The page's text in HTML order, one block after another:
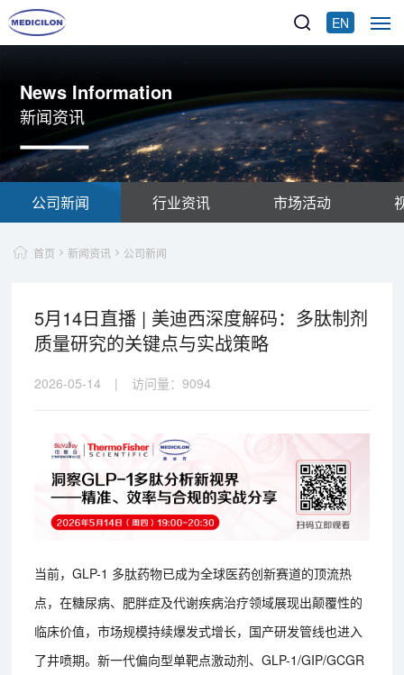
EN
News Information
新闻资讯
公司新闻 行业资讯 市场活动
首页 新闻资讯 公司新闻
5月14日直播 | 美迪西深度解码：多肽制剂
质量研究的关键点与实战策略
2026-05-14 | 访问量：9094
当前，GLP-1 多肽药物已成为全球医药创新赛道的顶流热
点，在糖尿病、肥胖症及代谢疾病治疗领域展现出颠覆性的
临床价值，市场规模持续爆发式增长，国产研发管线也进入
了井喷期。新一代偏向型单靶点激动剂、GLP-1/GIP/GCGR